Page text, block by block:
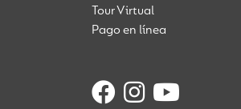
Tour Virtual
Pago en línea